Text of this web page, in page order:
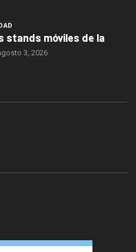
stands móviles de la
3, 2026